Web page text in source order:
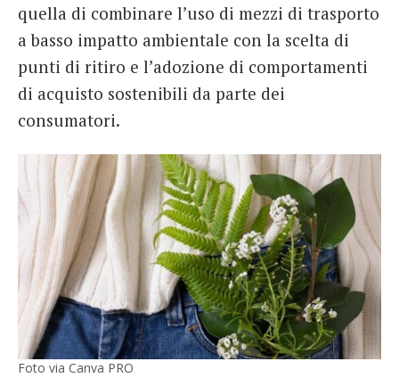
quella di combinare l’uso di mezzi di trasporto
a basso impatto ambientale con la scelta di
punti di ritiro e l’adozione di comportamenti
di acquisto sostenibili da parte dei
consumatori.
Foto via Canva PRO